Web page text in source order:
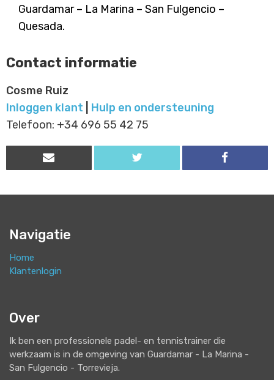
Guardamar – La Marina – San Fulgencio –
Quesada.
Contact informatie
Cosme Ruiz
Inloggen klant
Hulp en ondersteuning
Telefoon: +34 696 55 42 75
Navigatie
Home
Klantenlogin
Over
Ik ben een professionele padel- en tennistrainer die
werkzaam is in de omgeving van Guardamar - La Marina -
San Fulgencio - Torrevieja.